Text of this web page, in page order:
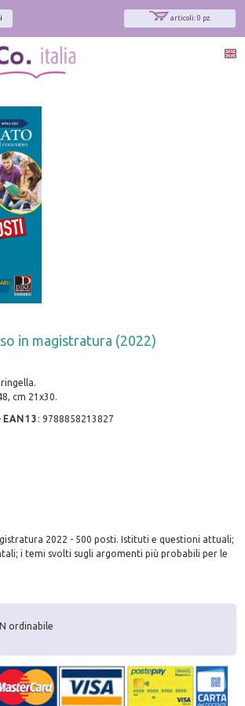
articoli: 0 pz.
in magistratura (2022)
cm 21x30.
EAN13 :9788858213827
2022 - 500 posti. Istituti e questioni attuali;
i temi svolti sugli argomenti più probabili per le
ordinabile
ai nostri libri?
Allora iscriviti alla nostra newsletter!
informato delle nostre novità, potrai
cancellarti quando desideri.